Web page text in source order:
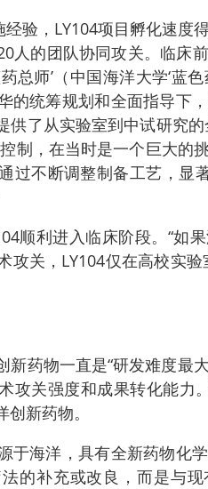
验，LY104项目孵化速度
人的团队协同攻关。临床
总师’（中国海洋大学‘蓝
的统筹规划和全面指导下
供了从实验室到中试研究
制，在当时是一个巨大的
过不断调整制备工艺，显
顺利进入临床阶段。“如
攻关，LY104仅在高校实
药物一直是“研发难度最
攻关强度和成果转化能力
新药物。
于海洋，具有全新药物化
的补充或改良，而是与